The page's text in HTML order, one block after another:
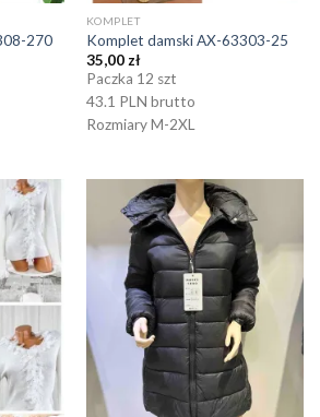
270
KOMPLET
Komplet damski AX-63303-25
35,00 zł
Paczka 12 szt
43.1 PLN brutto
Rozmiary M-2XL